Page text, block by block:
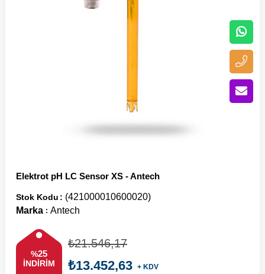
Elektrot pH LC Sensor XS - Antech
(421000010600020)
Stok Kodu
Marka : Antech
%25
İNDIRIM
₺21.546,17
₺13.452,63 + KDV